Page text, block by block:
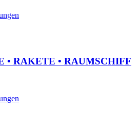
• RAKETE • RAUMSCHIFF